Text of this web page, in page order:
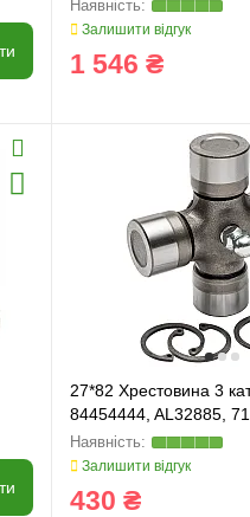
Залишити відгук
1 546 ₴
27*82 Хрестовина 3
84454444, AL32885,
Залишити відгук
430 ₴